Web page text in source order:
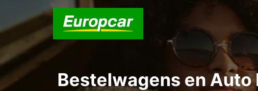
Bestelwagens en Auto